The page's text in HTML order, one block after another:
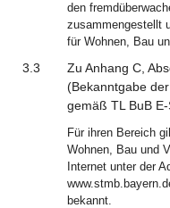
den
zusammengestellt
für Wohnen, Bau
3.3
Zu Anhang C,
(Bekanntgabe
gemäß TL BuB
Für ihren Bereich
Wohnen, Bau und
Internet unter der
bekannt.